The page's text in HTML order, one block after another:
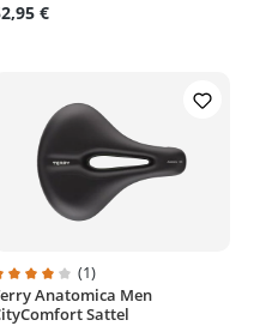
€
4.2 von 5 SternenBewertung
(1)
Anatomica Men
Sattel